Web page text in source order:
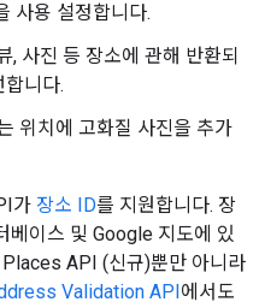
사용 설정합니다.
, 사진 등 장소에 관해 반환되
니다.
위치에 고화질 사진을 추가
가 장소 ID를 지원합니다. 장
베이스 및 Google 지도에 있
API (신규)뿐만 아니라
Validation API에서도